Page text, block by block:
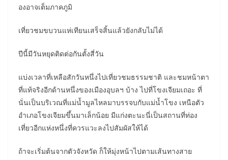
องอาจเต็มภาคภูมิ
เที่ยวชมขบวนแห่เทียนเสร็จสิ้นแล้วยังกลับไม่ได้
ปีนี้มีวันหยุดติดต่อกันตั้งสี่วัน
แบ่งเวลาที่เหลือสักวันหนึ่งไปเที่ยวชมธรรมชาติ และชมหน้าตา
ที่แท้จริงอีกด้านหนึ่งของเมืองอุบลฯ บ้าง ไปที่โขงเจียมเถอะ ที่
นั่นเป็นบริเวณที่แม่น้ำมูลไหลมาบรรจบกับแม่น้ำโขง เหนือตัว
อำเภอโขงเจียมขึ้นมาเล็กน้อย มีแก่งตะนะนี่เป็นสถานที่ท่อง
เที่ยวอีกแห่งหนึ่งที่ควรแวะลงไปสัมผัสให้ได้
ถ้าจะเริ่มต้นจากตัวจังหวัด ก็ให้มุ่งหน้าไปตามเส้นทางสาย